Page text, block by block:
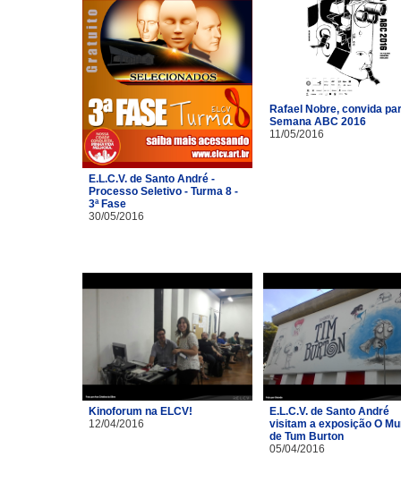
E.L.C.V. de Santo André -
Processo Seletivo - Turma 8 -
3ª Fase
30/05/2016
Rafael Nobre, convida
Semana ABC 2016
11/05/2016
Kinoforum na ELCV!
12/04/2016
E.L.C.V. de Santo André
visitam a exposição O
de Tum Burton
05/04/2016